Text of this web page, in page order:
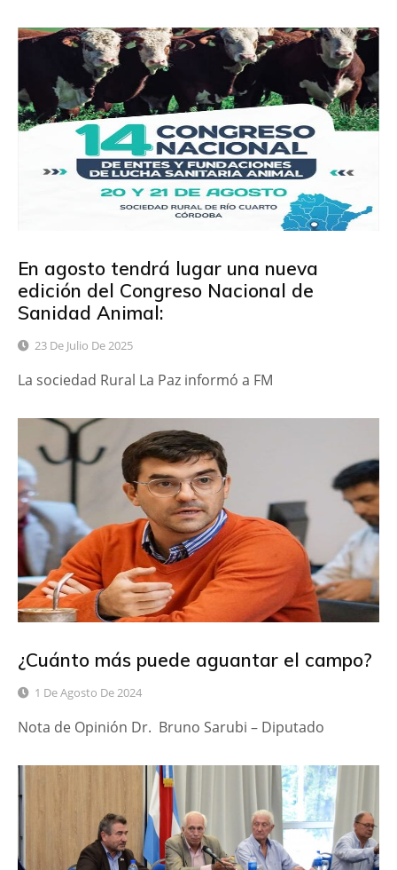
En agosto tendrá lugar una nueva
edición del Congreso Nacional de
Sanidad Animal:
23 De Julio De 2025
La sociedad Rural La Paz informó a FM
¿Cuánto más puede aguantar el campo?
1 De Agosto De 2024
Nota de Opinión Dr. Bruno Sarubi – Diputado